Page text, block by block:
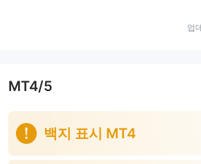
업
MT4/5
백지 표시 MT4